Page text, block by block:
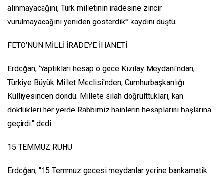
alınmayacağını, Türk milletinin iradesine zincir
vurulmayacağını yeniden gösterdik"’ kaydını düştü.
FETÖ’NÜN MİLLİ İRADEYE İHANETİ
Erdoğan, ‘Yaptıkları hesap o gece Kızılay Meydanı'ndan,
Türkiye Büyük Millet Meclisi'nden, Cumhurbaşkanlığı
Külliyesinden döndü. Millete silah doğrulttukları, kan
döktükleri her yerde Rabbimiz hainlerin hesaplarını başlarına
geçirdi." dedi
15 TEMMUZ RUHU
Erdoğan, "15 Temmuz gecesi meydanlar yerine bankamatik